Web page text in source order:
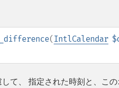
(IntlCalendar
て、 指定された時刻と、こ